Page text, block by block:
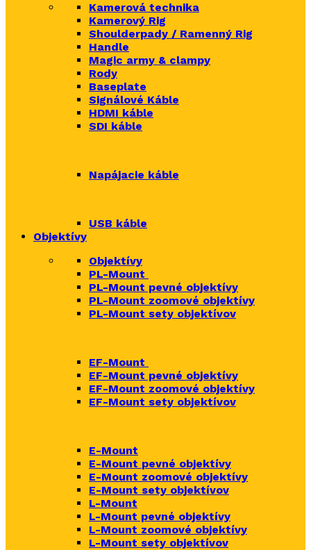
Kamerová technika
Kamerový Rig
Shoulderpady / Ramenný Rig
Handle
Magic army & clampy
Rody
Baseplate
Signálové Káble
HDMI káble
SDI káble
Napájacie káble
USB káble
Objektívy
Objektívy
PL-Mount
PL-Mount pevné objektívy
PL-Mount zoomové objektívy
PL-Mount sety objektívov
EF-Mount
EF-Mount pevné objektívy
EF-Mount zoomové objektívy
EF-Mount sety objektívov
E-Mount
E-Mount pevné objektívy
E-Mount zoomové objektívy
E-Mount sety objektívov
L-Mount
L-Mount pevné objektívy
L-Mount zoomové objektívy
L-Mount sety objektívov